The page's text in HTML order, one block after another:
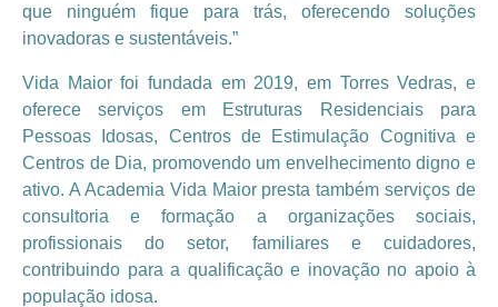
que ninguém fique para trás, oferecendo soluções
inovadoras e sustentáveis.”
Vida Maior foi fundada em 2019, em Torres Vedras, e
oferece serviços em Estruturas Residenciais para
Pessoas Idosas, Centros de Estimulação Cognitiva e
Centros de Dia, promovendo um envelhecimento digno e
ativo. A Academia Vida Maior presta também serviços de
consultoria e formação a organizações sociais,
profissionais do setor, familiares e cuidadores,
contribuindo para a qualificação e inovação no apoio à
população idosa.